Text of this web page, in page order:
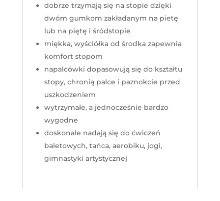
dobrze trzymają się na stopie dzięki
dwóm gumkom zakładanym na pietę
lub na piętę i śródstopie
miękka, wyściółka od środka zapewnia
komfort stopom
napalcówki dopasowują się do kształtu
stopy, chronią palce i paznokcie przed
uszkodzeniem
wytrzymałe, a jednocześnie bardzo
wygodne
doskonale nadają się do ćwiczeń
baletowych, tańca, aerobiku, jogi,
gimnastyki artystycznej